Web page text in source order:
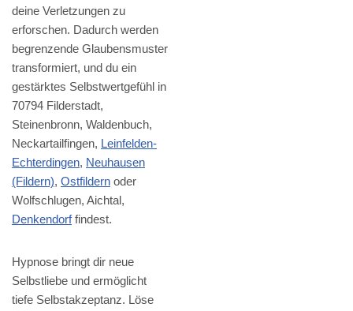
deine Verletzungen zu
erforschen. Dadurch werden
begrenzende Glaubensmuster
transformiert, und du ein
gestärktes Selbstwertgefühl in
70794 Filderstadt,
Steinenbronn, Waldenbuch,
Neckartailfingen, Leinfelden-
Echterdingen, Neuhausen
(Fildern), Ostfildern oder
Wolfschlugen, Aichtal,
Denkendorffindest.
Hypnose bringt dir neue
Selbstliebe und ermöglicht
tiefe Selbstakzeptanz. Löse